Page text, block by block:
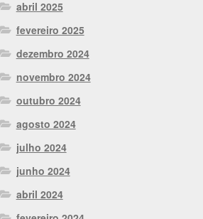
abril 2025
fevereiro 2025
dezembro 2024
novembro 2024
outubro 2024
agosto 2024
julho 2024
junho 2024
abril 2024